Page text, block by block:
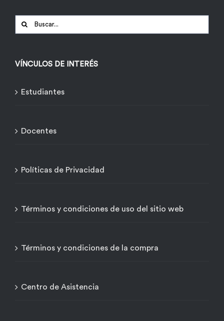
Buscar:
VÍNCULOS DE INTERÉS
Estudiantes
Docentes
Políticas de Privacidad
Términos y condiciones de uso del sitio web
Términos y condiciones de la compra
Centro de Asistencia